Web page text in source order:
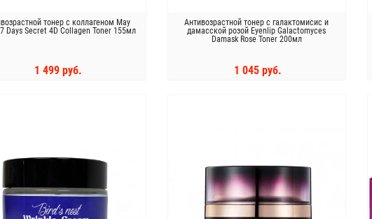
тонер с коллагеном May
Days Secret 4D Collagen Toner 155мл
1 499 руб.
Антивозрастной тонер с галактомисис и
дамасской розой Eyenlip Galactomyces
Damask Rose Toner 200мл
1 045 руб.